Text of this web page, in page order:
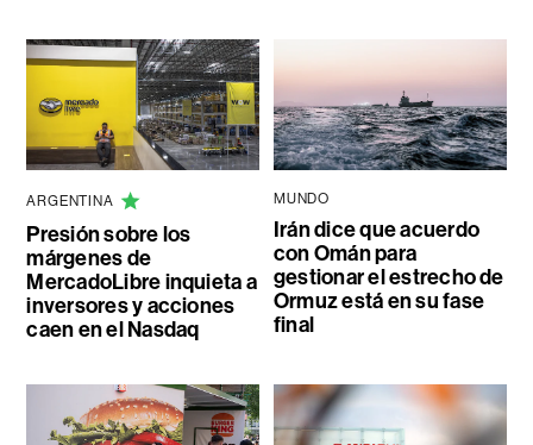
ARGENTINA
Presión sobre los
márgenes de
MercadoLibre inquieta a
inversores y acciones
caen en el Nasdaq
MUNDO
Irán dice que acuerdo
con Omán para
gestionar el estrecho de
Ormuz está en su fase
final